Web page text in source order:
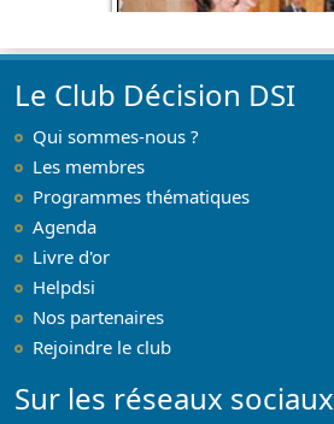
Le Club Décision DSI
Qui sommes-nous ?
Les membres
Programmes thématiques
Agenda
Livre d'or
Helpdsi
Nos partenaires
Rejoindre le club
Sur les réseaux sociaux